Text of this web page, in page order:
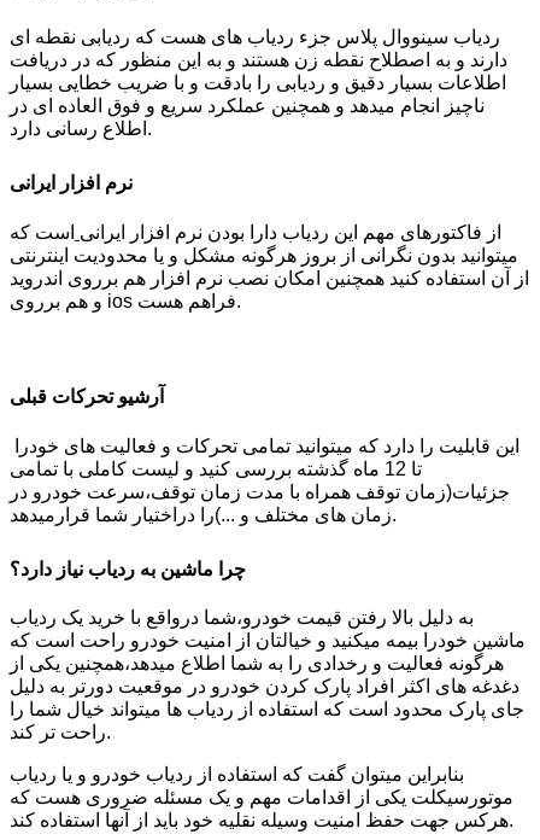
ردیاب سینووال پلاس جزء ردیاب های هست که ردیابی نقطه ای
دارند و به اصطلاح نقطه زن هستند و به این منظور که در دریافت
اطلاعات بسیار دقیق و ردیابی را بادقت و با ضریب خطایی بسیار
ناچیز انجام میدهد و همچنین عملکرد سریع و فوق العاده ای در
اطلاع رسانی دارد.
از فاکتورهای مهم این ردیاب دارا بودن نرم افزار ایرانی است که
میتوانید بدون نگرانی از بروز هرگونه مشکل و یا محدودیت اینترنتی
از آن استفاده کنید همچنین امکان نصب نرم افزار هم برروی اندروید
و هم برروی ios فراهم هست.
تا 12 ماه گذشته بررسی کنید و لیست کاملی با تمامی
جزئیات(زمان توقف همراه با مدت زمان توقف،سرعت خودرو در
زمان های مختلف و ...)را دراختیار شما قرارمیدهد.
چرا ماشین به ردیاب نیاز دارد؟
به دلیل بالا رفتن قیمت خودرو،شما درواقع با خرید یک ردیاب
ماشین خودرا بیمه میکنید و خیالتان از امنیت خودرو راحت است که
هرگونه فعالیت و رخدادی را به شما اطلاع میدهد،همچنین یکی از
دغدغه های اکثر افراد پارک کردن خودرو در موقعیت دورتر به دلیل
جای پارک محدود است که استفاده از ردیاب ها میتواند خیال شما را
راحت تر کند.
بنابراین میتوان گفت که استفاده از ردیاب خودرو و یا ردیاب
موتورسیکلت یکی از اقدامات مهم و یک مسئله ضروری هست که
هرکس جهت حفظ امنیت وسیله نقلیه خود باید از آنها استفاده کند.